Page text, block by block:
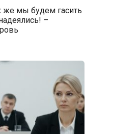
же мы будем гасить
–